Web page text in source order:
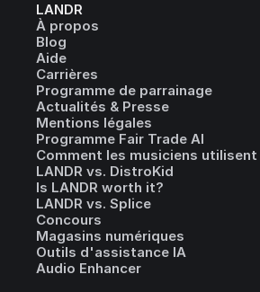
LANDR
À propos
Blog
Aide
Carrières
Programme de parrainage
Actualités & Presse
Mentions légales
Programme Fair Trade AI
Comment les musiciens
LANDR vs. DistroKid
Is LANDR worth it?
LANDR vs. Splice
Concours
Magasins numériques
Outils d'assistance IA
Audio Enhancer